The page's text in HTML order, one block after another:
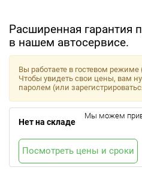
Расширенная гарантия
в нашем автосервисе.
Вы работаете в гостевом
Чтобы увидеть свои цены, вам
паролем (или
Нет на складе
Мы можем
Посмотреть цены и сроки